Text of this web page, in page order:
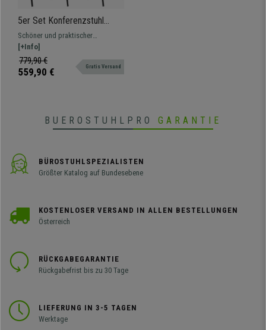
5er Set Konferenzstuhl
MILKY mit Schreibbrett,
schönes schlichtes Design,
stapelbar, schwarze
Stuhlbeine, Kunststoff,
Farbe Weiß
Schöner und praktischer
Besucherstuhl – ideal für Ihr
Wartezimmer oder
Besprechungsraum. Aus
[+Info]
779,90 €
559,90 € Gratis Versand
BUEROSTUHLPRO GARANTIE
BÜROSTUHLSPEZIALISTEN
Größter Katalog auf Bundesebene
KOSTENLOSER VERSAND IN ALLEN BESTELLUNGEN
Österreich
RÜCKGABEGARANTIE
Rückgabefrist bis zu 30 Tage
LIEFERUNG IN 3-5 TAGEN
Werktage